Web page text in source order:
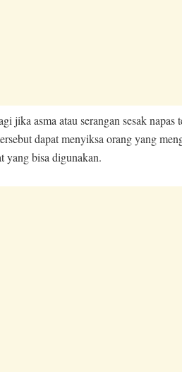
jika asma atau serangan sesak napas
dapat menyiksa orang yang
yang bisa digunakan.